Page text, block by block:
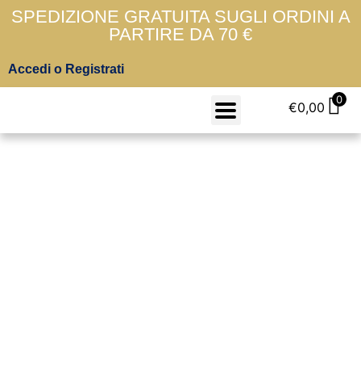
SPEDIZIONE GRATUITA SUGLI ORDINI A
PARTIRE DA 70 €
Accedi o Registrati
€0,00 0